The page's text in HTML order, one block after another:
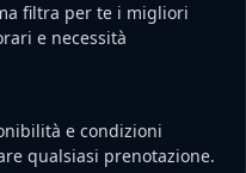
filtra per te i migliori
e necessità
e condizioni
qualsiasi prenotazione.